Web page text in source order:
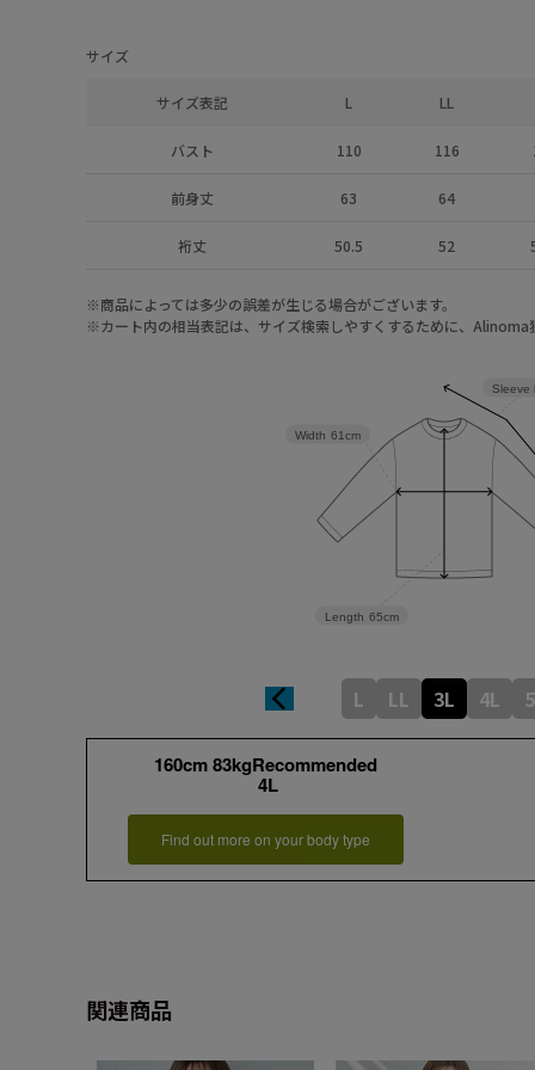
サイズ
サイズ表記 L LL
バスト 110 116
前身丈 63 64
裄丈 50.5 52
※商品によっては多少の誤差が生じる場合がございます。
※カート内の相当表記は、サイズ検索しやすくするために、Alinoma
Sleeve
Length 65cm
Width 61cm
L LL 3L 4L
160cm 83kgRecommended
4L
Find out more on your body type
関連商品